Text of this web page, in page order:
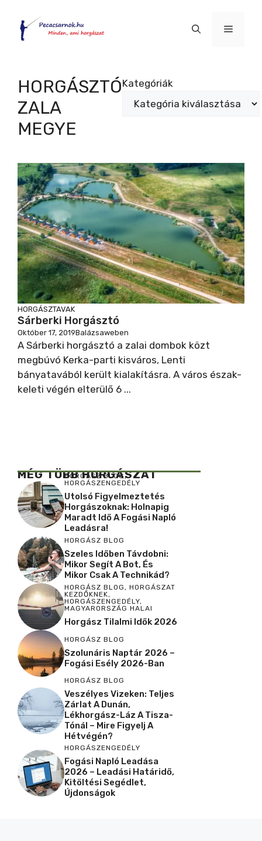
tartalomba
Menü
HORGÁSZTÓ
ZALA
MEGYE
Kategóriák
HORGÁSZTAVAK
Sárberki Horgásztó
Október 17, 2019Balázsaweben
A Sárberki horgásztó a zalai dombok közt
megbúvó Kerka-parti kisváros, Lenti
bányatavából került kialakításra. A város észak-
keleti végén elterülő 6 ...
MÉG TÖBB HORGÁSZAT
HORGÁSZ BLOG,
HORGÁSZENGEDÉLY
Utolsó Figyelmeztetés
Horgászoknak: Holnapig
Maradt Idő A Fogási Napló
Leadásra!
HORGÁSZ BLOG
Szeles Időben Távdobni:
Mikor Segít A Bot, És
Mikor Csak A Technikád?
HORGÁSZ BLOG , HORGÁSZAT
KEZDŐKNEK,
HORGÁSZENGEDÉLY,
MAGYARORSZÁG HALAI
Horgász Tilalmi Idők 2026
HORGÁSZ BLOG
Szolunáris Naptár 2026 –
Fogási Esély 2026-Ban
HORGÁSZ BLOG
Veszélyes Vizeken: Teljes
Zárlat A Dunán,
Lékhorgász-Láz A Tisza-
Tónál – Mire Figyelj A
Hétvégén?
HORGÁSZENGEDÉLY
Fogási Napló Leadása
2026 – Leadási Határidő,
Kitöltési Segédlet,
Újdonságok